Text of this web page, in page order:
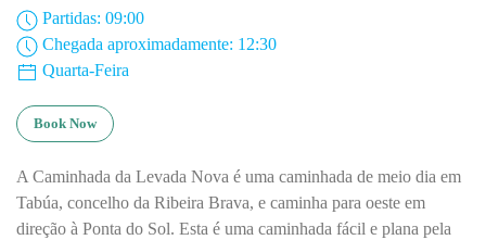
Partidas: 09:00
Chegada aproximadamente: 12:30
Quarta-Feira
Book Now
A Caminhada da Levada Nova é uma caminhada de meio dia em
Tabúa, concelho da Ribeira Brava, e caminha para oeste em
direção à Ponta do Sol. Esta é uma caminhada fácil e plana pela